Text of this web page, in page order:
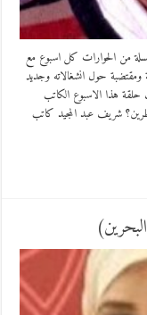
من الحوارات كل اسبوع مع
ومقتضبة حول انشغالاته وجديد
حلقة هذا الاسبوع الكاتب
في سطرين؟ شريف عبد المجيد كاتب